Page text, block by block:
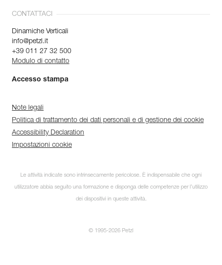
CONTATTACI
Dinamiche Verticali
info@petzl.it
+39 011 27 32 500
Modulo di contatto
Accesso stampa
Note legali
Politica di trattamento dei dati personali e di gestione dei cookie
Accessibility Declaration
Impostazioni cookie
Le attività indicate sono intrinsecamente pericolose. È indispensabile che ogni
utilizzatore abbia seguito una formazione e disponga delle competenze per l’utilizzo
dei dispositivi in queste attività.
© 1995-2026 Petzl